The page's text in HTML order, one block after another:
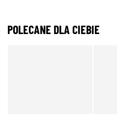
POLECANE DLA CIEBIE